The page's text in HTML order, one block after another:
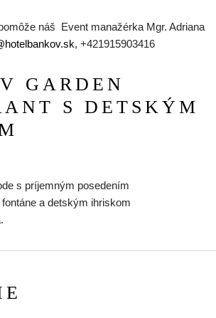
náš Event manažérka Mgr. Adriana
, +421915903416
GARDEN
S DETSKÝM
s príjemným posedením
a detským ihriskom